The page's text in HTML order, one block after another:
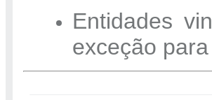
Entidades
exceção